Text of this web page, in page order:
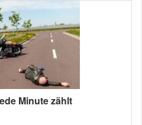
Minute zählt